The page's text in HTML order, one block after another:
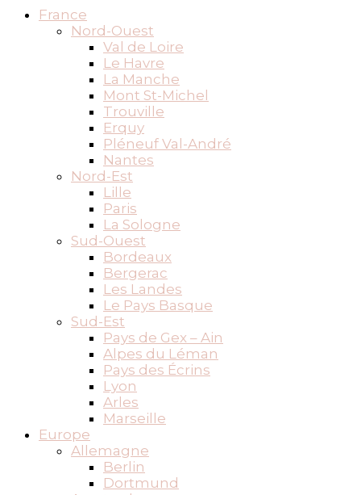
Rêver d'Ailleurs – 10 raisons
de s'envoler vers…
France
Nord-Ouest
Val de Loire
Le Havre
La Manche
Mont St-Michel
Trouville
Erquy
Pléneuf Val-André
Nantes
Nord-Est
Lille
Paris
La Sologne
Sud-Ouest
Bordeaux
Bergerac
Les Landes
Le Pays Basque
Sud-Est
Pays de Gex – Ain
Alpes du Léman
Pays des Écrins
Lyon
Arles
Marseille
Europe
Allemagne
Berlin
Dortmund